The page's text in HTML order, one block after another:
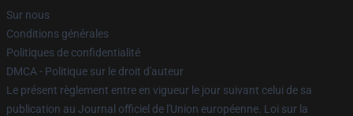
Sur nous
Conditions générales
Politiques de confidentialité
DMCA - Politique sur le droit d'auteur
Le présent règlement entre en vigueur le jour suivant celui de sa
publication au Journal officiel de l'Union européenne. Loi sur la